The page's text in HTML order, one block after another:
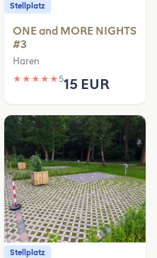
Stellplatz
ONE and MORE NIGHTS
#3
Haren
★ ★ ★ ★ ★515 EUR
Stellplatz